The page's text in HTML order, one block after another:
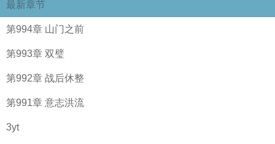
最新章节
第994章 山门之前
第993章 双璧
第992章 战后休整
第991章 意志洪流
3yt